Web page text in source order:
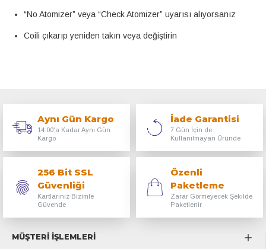
“No Atomizer” veya “Check Atomizer” uyarısı alıyorsanız
Coili çıkarıp yeniden takın veya değiştirin
Aynı Gün Kargo
14:00'a Kadar Aynı Gün
Kargo
İade Garantisi
7 Gün İçin de
Kullanılmayan Üründe
256 Bit SSL
Güvenliği
Kartlarınız Bizimle
Güvende
Özenli
Paketleme
Zarar Görmeyecek Şekilde
Paketlenir
MÜŞTERİ İŞLEMLERİ